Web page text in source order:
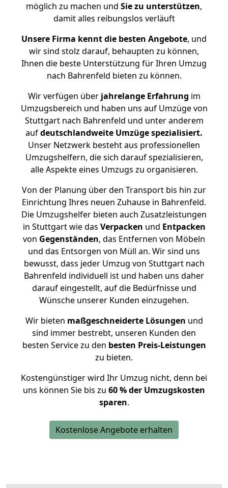
möglich zu machen und Sie zu unterstützen,
damit alles reibungslos verläuft
Unsere Firma kennt die besten Angebote, und
wir sind stolz darauf, behaupten zu können,
Ihnen die beste Unterstützung für Ihren Umzug
nach Bahrenfeld bieten zu können.
Wir verfügen überjahrelange Erfahrung im
Umzugsbereich und haben uns auf Umzüge von
Stuttgart nach Bahrenfeld und unter anderem
aufdeutschlandweite Umzüge spezialisiert.
Unser Netzwerk besteht aus professionellen
Umzugshelfern, die sich darauf spezialisieren,
alle Aspekte eines Umzugs zu organisieren.
Von der Planung über den Transport bis hin zur
Einrichtung Ihres neuen Zuhause in Bahrenfeld.
Die Umzugshelfer bieten auch Zusatzleistungen
in Stuttgart wie das Verpacken und Entpacken
von Gegenständen, das Entfernen von Möbeln
und das Entsorgen von Müll an. Wir sind uns
bewusst, dass jeder Umzug von Stuttgart nach
Bahrenfeld individuell ist und haben uns daher
darauf eingestellt, auf die Bedürfnisse und
Wünsche unserer Kunden einzugehen.
Wir bieten maßgeschneiderte Lösungen und
sind immer bestrebt, unseren Kunden den
besten Service zu den besten Preis-Leistungen
zu bieten.
Kostengünstiger wird Ihr Umzug nicht, denn bei
uns können Sie bis zu 60 % der Umzugskosten
sparen.
Kostenlose Angebote erhalten